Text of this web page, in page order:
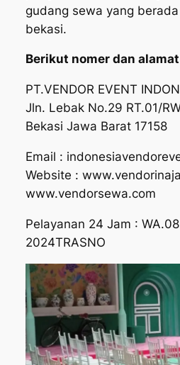
gudang sewa yang
bekasi.
Berikut nomer dan
PT.VENDOR EVENT
Jln. Lebak No.29 RT.01/
Bekasi Jawa Barat 17158
Email :
Website :
www.vendorsewa.com
Pelayanan 24 Jam :
2024TRASNO